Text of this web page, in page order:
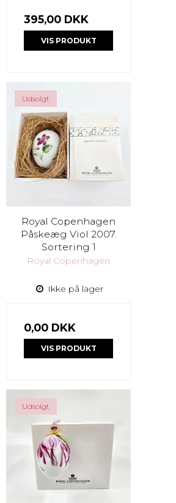
395,00 DKK
VIS PRODUKT
Udsolgt
Royal Copenhagen
Påskeæg Viol 2007.
Sortering 1
Royal Copenhagen
Ikke på lager
0,00 DKK
VIS PRODUKT
Udsolgt